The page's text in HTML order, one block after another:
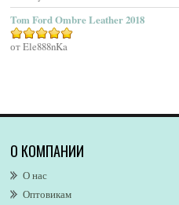
Al Haramain
Al-Jazeera
Alex Simone
Alexander McQueen
Alexandre. J
Alford & Hoff
Tom Ford Ombre Leather 2018
Оценка5из 5
от Ele888nKa
О КОМПАНИИ
О нас
Оптовикам